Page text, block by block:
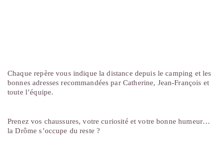
Chaque repère vous indique la distance depuis le camping et les
bonnes adresses recommandées par Catherine, Jean-François et
toute l’équipe.
Prenez vos chaussures, votre curiosité et votre bonne humeur…
la Drôme s’occupe du reste ?